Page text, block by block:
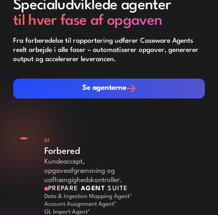
Specialudviklede agenter
til hver fase af opgaven
Fra forberedelse til rapportering udfører Caseware Agents
reelt arbejde i alle faser – automatiserer opgaver, genererer
output og accelererer leverancen.
Se agenterne
Se agenterne
01
Forbered
Kundeaccept,
opgaveafgrænsning og
uafhængighedskontroller.
PREPAREAGENT SUITE
Data & Ingestion Mapping Agent*
Account Assignment Agent*
GL Import Agent*